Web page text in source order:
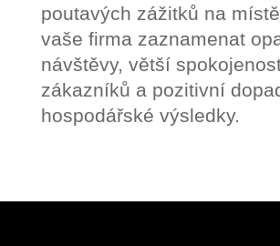
poutavých zážitků na
vaše firma zaznamenat
návštěvy, větší
zákazníků a pozitivní
hospodářské výsledky.